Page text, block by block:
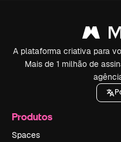
A plataforma criativa para
Mais de 1 milhão de
Produtos
Spaces